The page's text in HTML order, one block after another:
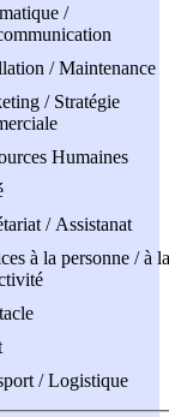
/
/ Maintenance
/ Stratégie
Humaines
/ Assistanat
à la personne / à la
/ Logistique